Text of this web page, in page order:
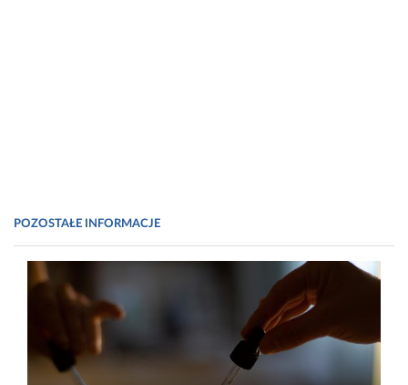
POZOSTAŁE INFORMACJE